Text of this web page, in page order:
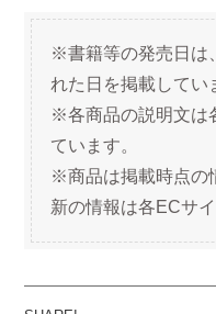
※書籍等の発売日は
れた日を掲載してい
※各商品の説明文は
ています。
※商品は掲載時点の
新の情報は各ECサ